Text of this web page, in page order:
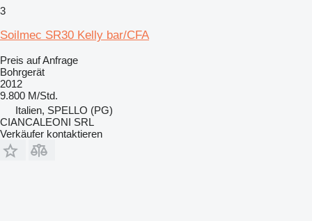
3
Soilmec SR30 Kelly bar/CFA
Preis auf Anfrage
Bohrgerät
2012
9.800 M/Std.
Italien, SPELLO (PG)
CIANCALEONI SRL
Verkäufer kontaktieren